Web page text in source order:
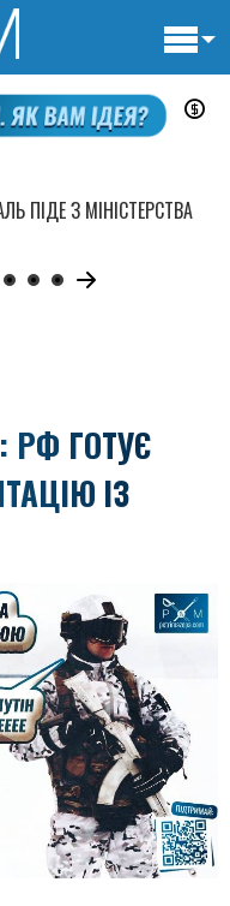
РФ ГОТУЄ
ІЗ
ПІДЕ З МІНІСТЕРСТВА